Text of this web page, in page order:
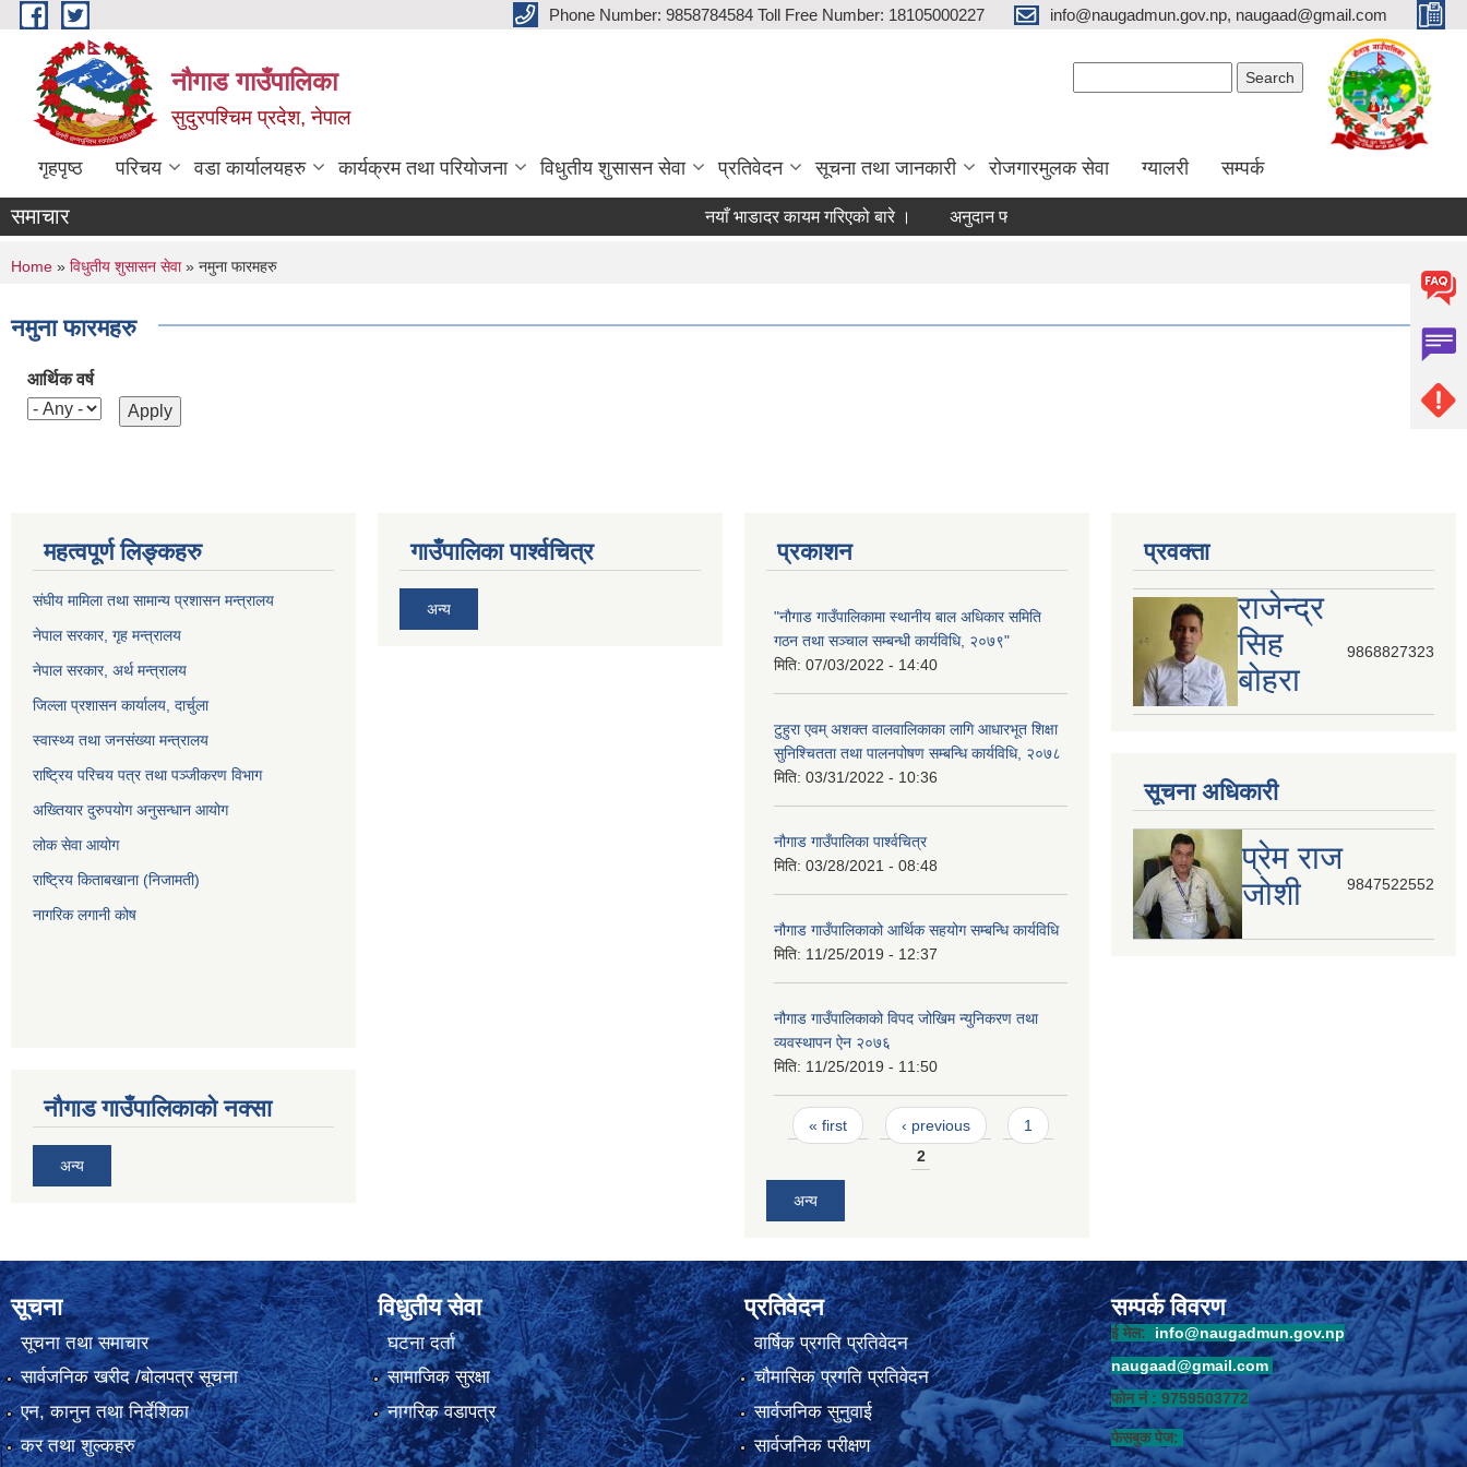
Skip to main content Phone Number: 9858784584 Toll Free Number: 18105000227 info@naugadmun.gov.np, naugaad@gmail.com
नौगाड गाउँपालिका
सुदुरपश्चिम प्रदेश, नेपाल
गृहपृष्ठ परिचय वडा कार्यालयहरु कार्यक्रम तथा परियोजना विधुतीय शुसासन सेवा प्रतिवेदन सूचना तथा जानकारी रोजगारमुलक सेवा ग्यालरी सम्पर्क
समाचार नयाँ भाडादर कायम गरिएको बारे । अनुदान फाराम
You are here
Home » विधुतीय शुसासन सेवा» नमुना फारमहरु
नमुना फारमहरु
आर्थिक वर्ष
महत्वपूर्ण लिङ्कहरु
संघीय मामिला तथा सामान्य प्रशासन मन्त्रालय
नेपाल सरकार, गृह मन्त्रालय
नेपाल सरकार, अर्थ मन्त्रालय
जिल्ला प्रशासन कार्यालय, दार्चुला
स्वास्थ्य तथा जनसंख्या मन्त्रालय
राष्ट्रिय परिचय पत्र तथा पञ्जीकरण विभाग
अख्तियार दुरुपयोग अनुसन्धान आयोग
लोक सेवा आयोग
राष्ट्रिय किताबखाना (निजामती)
नागरिक लगानी कोष
नौगाड गाउँपालिकाको नक्सा
अन्य
गाउँपालिका पार्श्वचित्र
अन्य
प्रकाशन
"नौगाड गाउँपालिकामा स्थानीय बाल अधिकार समिति
गठन तथा सञ्चाल सम्बन्धी कार्यविधि, २०७९"
मिति: 07/03/2022 - 14:40
टुहुरा एवम् अशक्त वालवालिकाका लागि आधारभूत शिक्षा
सुनिश्चितता तथा पालनपोषण सम्बन्धि कार्यविधि, २०७८
मिति: 03/31/2022 - 10:36
नौगाड गाउँपालिका पार्श्वचित्र
मिति: 03/28/2021 - 08:48
नौगाड गाउँपालिकाको आर्थिक सहयोग सम्बन्धि कार्यविधि
मिति: 11/25/2019 - 12:37
नौगाड गाउँपालिकाको विपद जोखिम न्युनिकरण तथा
व्यवस्थापन ऐन २०७६
मिति: 11/25/2019 - 11:50
Pages
« first ‹ previous
1
2
अन्य
प्रवक्ता
राजेन्द्र
सिह
बोहरा
9868827323
सूचना अधिकारी
प्रेम राज
जोशी
9847522552
सूचना
सूचना तथा समाचार
सार्वजनिक खरीद /बोलपत्र सूचना
एन, कानुन तथा निर्देशिका
कर तथा शुल्कहरु
विधुतीय सेवा
घटना दर्ता
सामाजिक सुरक्षा
नागरिक वडापत्र
प्रतिवेदन
वार्षिक प्रगति प्रतिवेदन
चौमासिक प्रगति प्रतिवेदन
सार्वजनिक सुनुवाई
सार्वजनिक परीक्षण
सम्पर्क विवरण
ई मेल: info@naugadmun.gov.np
naugaad@gmail.com
फोन नं : 9759503772
फेसबुक पेज: